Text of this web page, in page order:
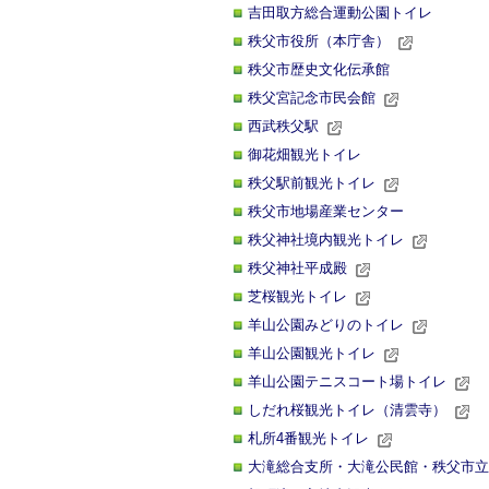
吉田取方総合運動公園トイレ
秩父市役所（本庁舎）
秩父市歴史文化伝承館
秩父宮記念市民会館
西武秩父駅
御花畑観光トイレ
秩父駅前観光トイレ
秩父市地場産業センター
秩父神社境内観光トイレ
秩父神社平成殿
芝桜観光トイレ
羊山公園みどりのトイレ
羊山公園観光トイレ
羊山公園テニスコート場トイレ
しだれ桜観光トイレ（清雲寺）
札所4番観光トイレ
大滝総合支所・大滝公民館・秩父市